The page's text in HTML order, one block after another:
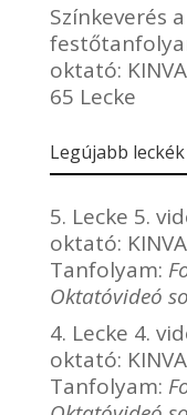
Színkeverés
oktató: KINVA
65 Lecke
Legújabb leckék
5. Lecke 5.
oktató: KINVA
Tanfolyam:
Oktatóvideó
4. Lecke 4.
oktató: KINVA
Tanfolyam: